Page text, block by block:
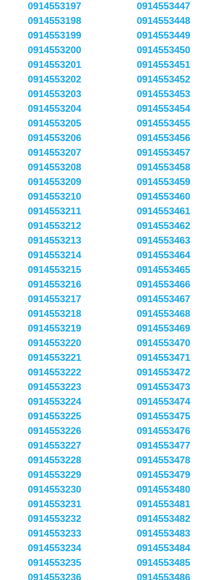
0914553197
0914553198
0914553199
0914553200
0914553201
0914553202
0914553203
0914553204
0914553205
0914553206
0914553207
0914553208
0914553209
0914553210
0914553211
0914553212
0914553213
0914553214
0914553215
0914553216
0914553217
0914553218
0914553219
0914553220
0914553221
0914553222
0914553223
0914553224
0914553225
0914553226
0914553227
0914553228
0914553229
0914553230
0914553231
0914553232
0914553233
0914553234
0914553235
0914553236
0914553447
0914553448
0914553449
0914553450
0914553451
0914553452
0914553453
0914553454
0914553455
0914553456
0914553457
0914553458
0914553459
0914553460
0914553461
0914553462
0914553463
0914553464
0914553465
0914553466
0914553467
0914553468
0914553469
0914553470
0914553471
0914553472
0914553473
0914553474
0914553475
0914553476
0914553477
0914553478
0914553479
0914553480
0914553481
0914553482
0914553483
0914553484
0914553485
0914553486